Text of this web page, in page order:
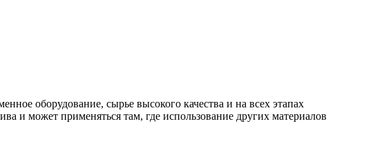
оборудование, сырье высокого качества и на всех этапах
и может применяться там, где использование других материалов